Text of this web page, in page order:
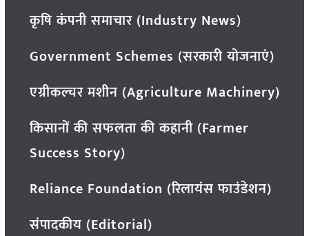
कृषि कंपनी समाचार (Industry News)
Government Schemes (सरकारी योजनाएं)
एग्रीकल्चर मशीन (Agriculture Machinery)
किसानों की सफलता की कहानी (Farmer
Success Story)
Reliance Foundation (रिलायंस फाउंडेशन)
संपादकीय (Editorial)